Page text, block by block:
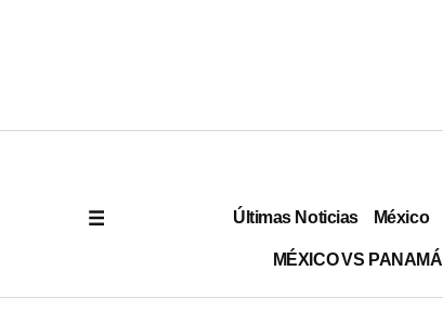
Últimas Noticias México
MÉXICO VS PANAMÁ